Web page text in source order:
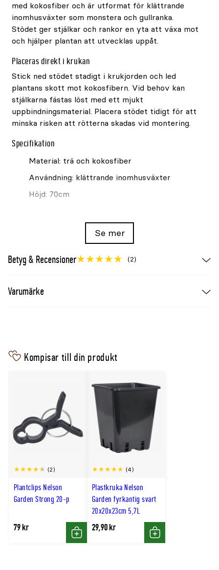
med kokosfiber och är utformat för klättrande
inomhusväxter som monstera och gullranka.
Stödet ger stjälkar och rankor en yta att växa mot
och hjälper plantan att utvecklas uppåt.
Placeras direkt i krukan
Stick ned stödet stadigt i krukjorden och led
plantans skott mot kokosfibern. Vid behov kan
stjälkarna fästas löst med ett mjukt
uppbindningsmaterial. Placera stödet tidigt för att
minska risken att rötterna skadas vid montering.
Specifikation
Material: trä och kokosfiber
Användning: klättrande inomhusväxter
Höjd: 70cm
Växtstöd Nelson Garden Trä/Kokos 90cm
Se mer
Betyg & Recensioner (2)
Varumärke
Kompisar till din produkt
Plantclips Nelson
Garden Strong 20-p
(2)
79 kr
Köp
Plastkruka Nelson
Garden fyrkantig svart
20x20x23cm 5,7L
(4)
29,90 kr
Köp